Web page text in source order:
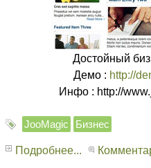
Достойный
Демо : http://
Инфо : http://
JooMagic Бизнес
Подробнее...